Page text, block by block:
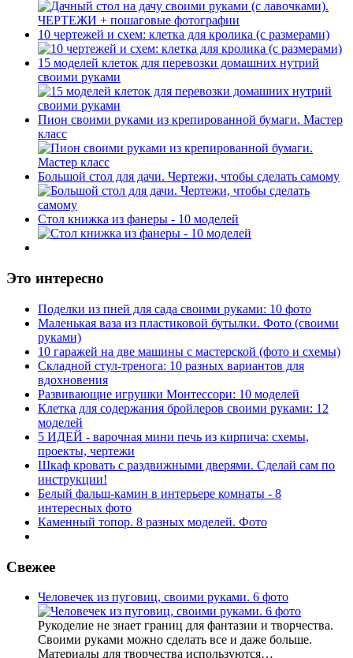
10 чертежей и схем: клетка для кролика (с размерами)
15 моделей клеток для перевозки домашних нутрий
своими руками
Пион своими руками из крепированной бумаги. Мастер
класс
Большой стол для дачи. Чертежи, чтобы сделать самому
Стол книжка из фанеры - 10 моделей
Это интересно
Поделки из пней для сада своими руками: 10 фото
Маленькая ваза из пластиковой бутылки. Фото (своими
руками)
10 гаражей на две машины с мастерской (фото и схемы)
Складной стул-тренога: 10 разных вариантов для
вдохновения
Развивающие игрушки Монтессори: 10 моделей
Клетка для содержания бройлеров своими руками: 12
моделей
5 ИДЕЙ - варочная мини печь из кирпича: схемы,
проекты, чертежи
Шкаф кровать с раздвижными дверями. Сделай сам по
инструкции!
Белый фальш-камин в интерьере комнаты - 8
интересных фото
Каменный топор. 8 разных моделей. Фото
Свежее
Человечек из пуговиц, своими руками. 6 фото
Рукоделие не знает границ для фантазии и творчества.
Своими руками можно сделать все и даже больше.
Материалы для творчества используются…